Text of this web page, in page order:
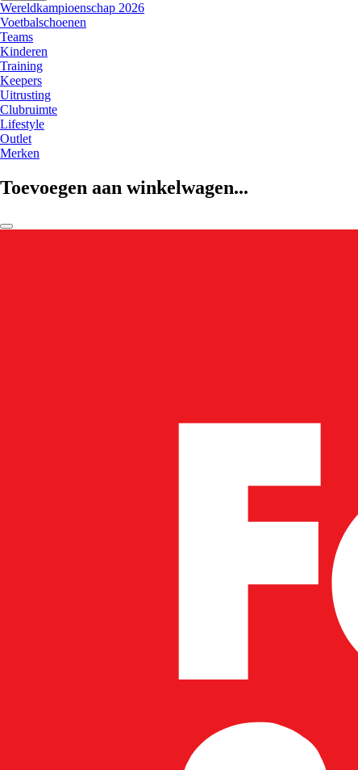
Wereldkampioenschap 2026
Voetbalschoenen
Teams
Kinderen
Training
Keepers
Uitrusting
Clubruimte
Lifestyle
Outlet
Merken
Toevoegen aan winkelwagen...